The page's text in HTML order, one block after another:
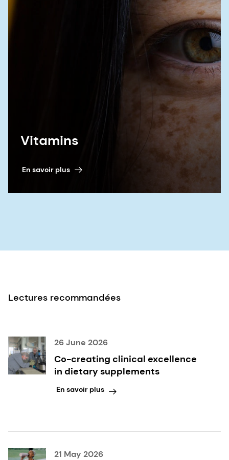
Vitamins
En savoir plus
Lectures recommandées
26 June 2026
Co-creating clinical excellence
in dietary supplements
En savoir plus
21 May 2026